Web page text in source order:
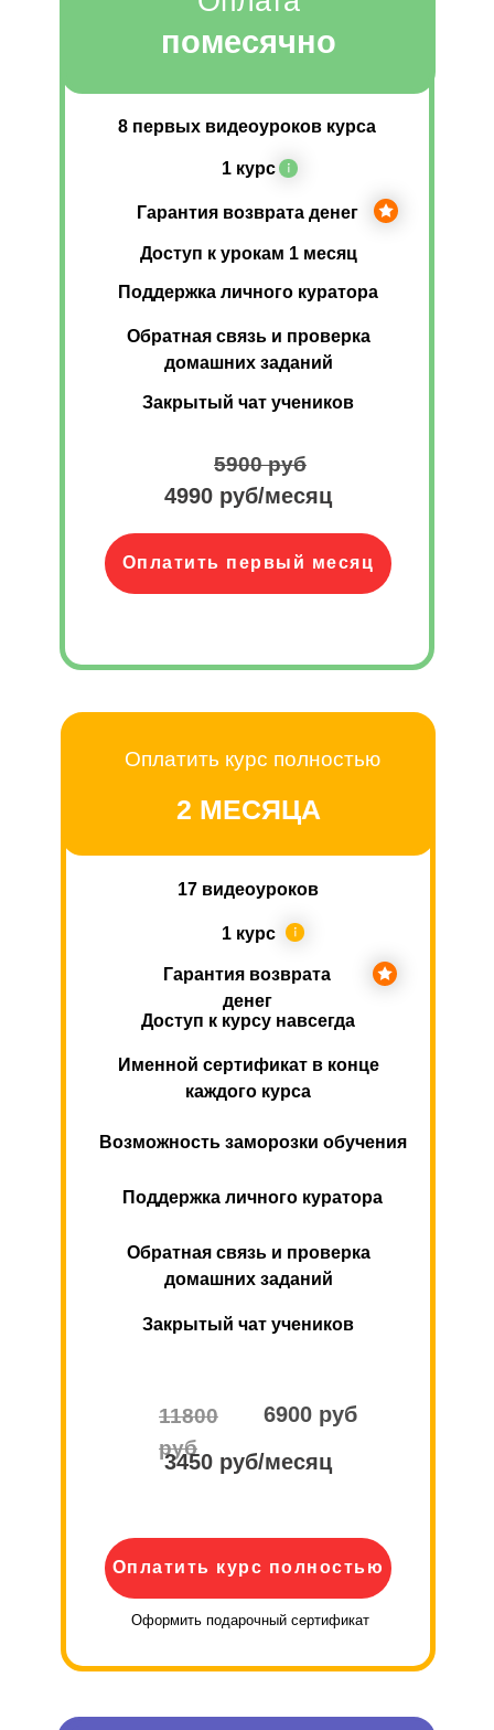
8 первых видеоуроков курса
1 курс
Оплатить первый месяц
2 МЕСЯЦА
6900 руб
11800
руб
Оплатить курс полностью
Возможность заморозки обучения
3450 руб/месяц
помесячно
Поддержка личного куратора
Обратная связь и проверка
домашних заданий
Закрытый чат учеников
Доступ к урокам 1 месяц
17 видеоуроков
1 курс
Именной сертификат в конце
каждого курса
Обратная связь и проверка
домашних заданий
Поддержка личного куратора
Закрытый чат учеников
Доступ к курсу навсегда
4990 руб/месяц
5900 руб
Гарантия возврата денег
Гарантия возврата
денег
Оформить подарочный сертификат
Оплатить курс полностью